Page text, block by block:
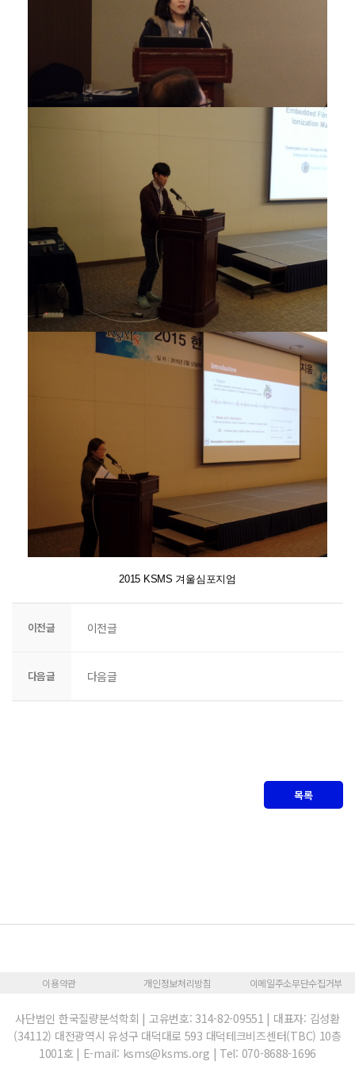
2015 KSMS 겨울심포지엄
이전글 이전글
다음글 다음글
목록
이용약관 개인정보처리방침 이메일주소무단수집거부
사단법인 한국질량분석학회 | 고유번호: 314-82-09551 | 대표자: 김성환
(34112) 대전광역시 유성구 대덕대로 593 대덕테크비즈센터(TBC) 10층
1001호 | E-mail: ksms@ksms.org | Tel: 070-8688-1696